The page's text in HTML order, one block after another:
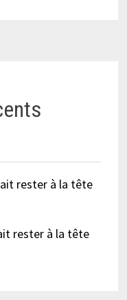
rester à la tête
rester à la tête